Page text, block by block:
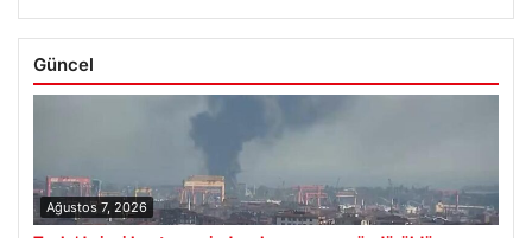
Güncel
Ağustos 7, 2026